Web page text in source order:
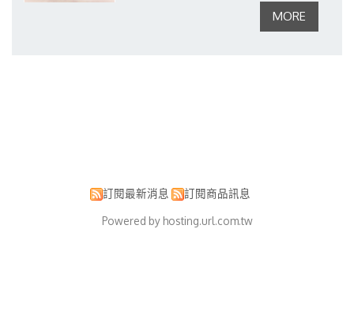
訂閱最新消息 訂閱商品訊息
Powered by hosting.url.com.tw